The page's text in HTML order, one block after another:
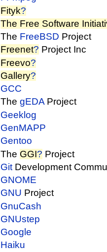
Fityk?
The Free Software
The FreeBSD Project
Freenet? Project Inc
Freevo?
Gallery?
GCC
ThegEDAProject
Geeklog
GenMAPP
Gentoo
The GGI? Project
Git Development
GNOME
GNU Project
GnuCash
GNUstep
Google
Haiku